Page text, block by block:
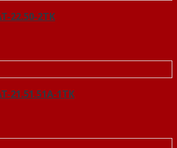
22.50-2TK
21.51.51A-1TK